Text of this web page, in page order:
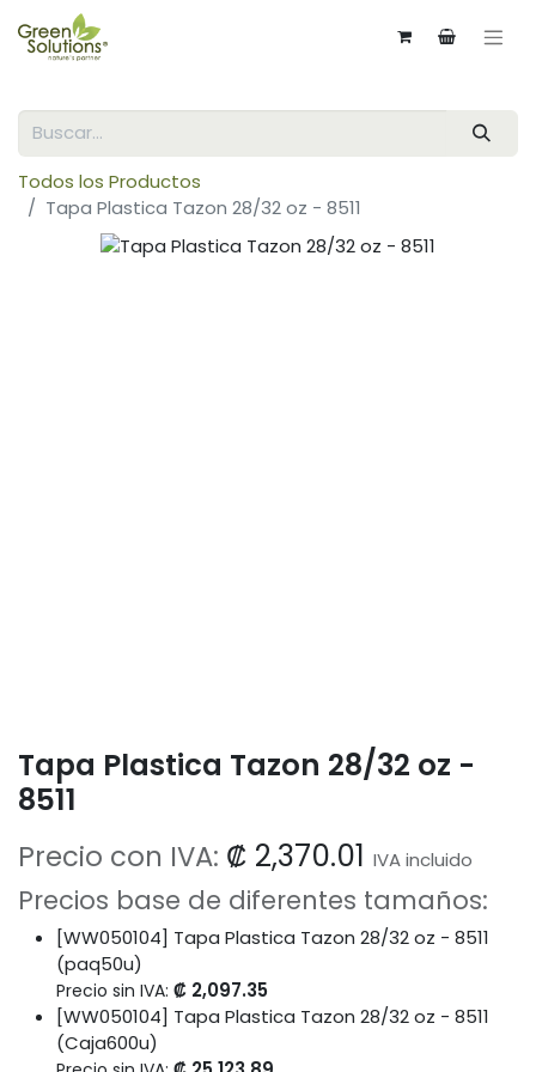
Todos los Productos
Tapa Plastica Tazon 28/32 oz - 8511
Tapa Plastica Tazon 28/32 oz -
8511
Precio con IVA: ₡ 2,370.01 IVA incluido
Precios base de diferentes tamaños:
[WW050104] Tapa Plastica Tazon 28/32 oz - 8511
(paq50u)
Precio sin IVA: ₡ 2,097.35
[WW050104] Tapa Plastica Tazon 28/32 oz - 8511
(Caja600u)